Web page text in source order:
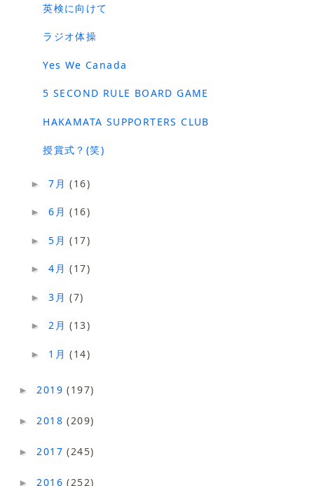
英検に向けて
ラジオ体操
Yes We Canada
5 SECOND RULE BOARD GAME
HAKAMATA SUPPORTERS CLUB
授賞式？(笑)
►7月(16)
►6月(16)
►5月(17)
►4月(17)
►3月(7)
►2月(13)
► 1月(14)
► 2019(197)
► 2018(209)
► 2017(245)
► 2016(252)